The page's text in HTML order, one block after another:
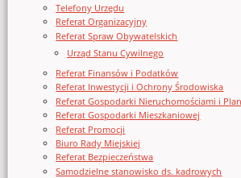
Telefony Urzędu
Referat Organizacyjny
Referat Spraw Obywatelskich
Urząd Stanu Cywilnego
Referat Finansów i Podatków
Referat Inwestycji i Ochrony Środowiska
Referat Gospodarki Nieruchomościami i
Referat Gospodarki Mieszkaniowej
Referat Promocji
Biuro Rady Miejskiej
Referat Bezpieczeństwa
Samodzielne stanowisko ds. kadrowych